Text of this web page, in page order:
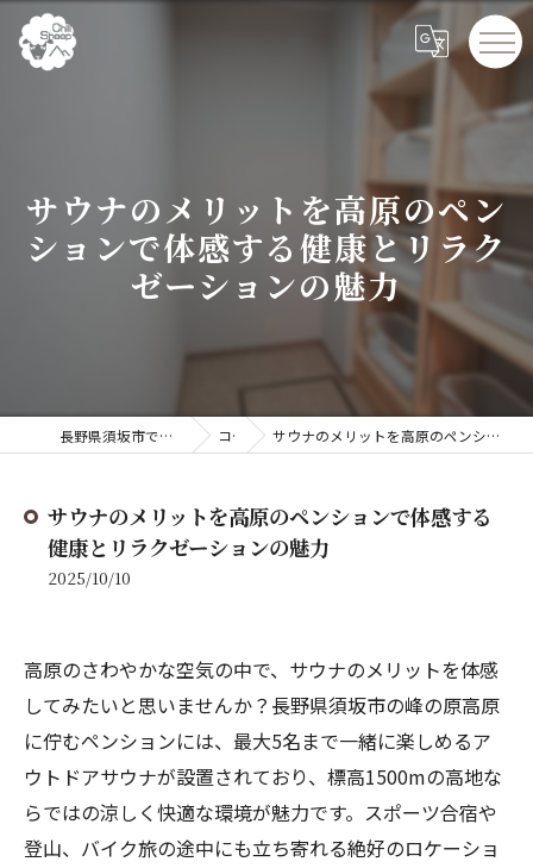
サウナのメリットを高原のペン
ションで体感する健康とリラク
ゼーションの魅力
長野県須坂市でペンションならChillSheep コラム サウナのメリットを高原のペンションで体感する健康とリラクゼーションの魅力
サウナのメリットを高原のペンションで体感する
健康とリラクゼーションの魅力
2025/10/10
高原のさわやかな空気の中で、サウナのメリットを体感
してみたいと思いませんか？長野県須坂市の峰の原高原
に佇むペンションには、最大5名まで一緒に楽しめるア
ウトドアサウナが設置されており、標高1500mの高地な
らではの涼しく快適な環境が魅力です。スポーツ合宿や
登山、バイク旅の途中にも立ち寄れる絶好のロケーショ